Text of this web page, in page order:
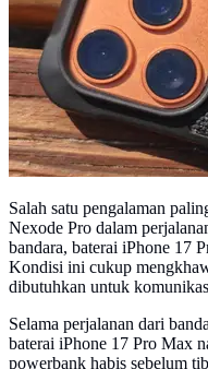
Salah satu pengalaman
Nexode Pro dalam
bandara, baterai iPhone 17
Kondisi ini cukup
dibutuhkan untuk
Selama perjalanan dari
baterai iPhone 17 Pro Max
powerbank habis sebelum